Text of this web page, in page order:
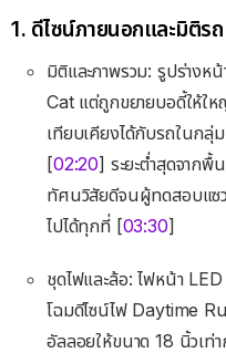
1. ดีไซน์ภายนอกและมิติรถ
มิติและภาพรวม: รูปร่างห
Cat แต่ถูกขยายบอดี้ให้ใ
เทียบเคียงได้กับรถในก
[02:20] ระยะต่ำสุดจาก
ทัศนวิสัยดีจนผู้ทดสอบแซ
ไปได้ทุกที่ [03:30]
ชุดไฟและล้อ: ไฟหน้า
โฉมดีไซน์ไฟ Daytime
อัลลอยให้ขนาด 18 นิ้วเ